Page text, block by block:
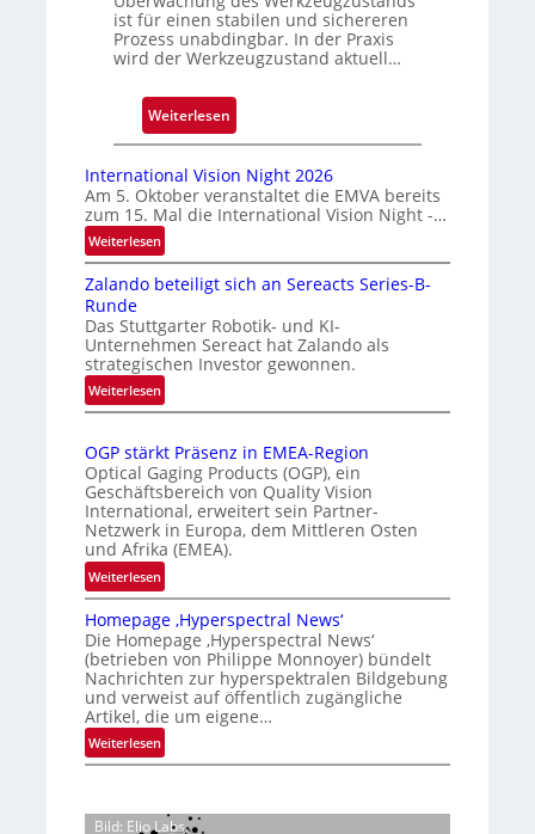
D
r
u
k
m
r
k
n
e
r
k
e
n
n
g
ist für einen stabilen und sichereren
Prozess unabdingbar. In der Praxis
wird der Werkzeugzustand aktuell…
Weiterlesen:
A
t
o
a
t
s
i
r
e
K
o
n
o
l
l
e
International Vision Night 2026
Am 5. Oktober veranstaltet die EMVA bereits
zum 15. Mal die International Vision Night -…
Weiterlesen:
I
n
e
r
n
a
o
n
a
l
V
i
s
i
o
n
N
i
g
h
0
Zalando beteiligt sich an Sereacts Series-B-
Runde
Das Stuttgarter Robotik- und KI-
Unternehmen Sereact hat Zalando als
strategischen Investor gewonnen.
Weiterlesen:
Z
l
a
n
d
o
b
e
t
e
i
l
i
g
t
c
OGP stärkt Präsenz in EMEA-Region
Optical Gaging Products (OGP), ein
Geschäftsbereich von Quality Vision
International, erweitert sein Partner-
Netzwerk in Europa, dem Mittleren Osten
und Afrika (EMEA).
Weiterlesen:
O
G
P
s
t
ä
r
k
r
Homepage ‚Hyperspectral News‘
Die Homepage ‚Hyperspectral News‘
(betrieben von Philippe Monnoyer) bündelt
Nachrichten zur hyperspektralen Bildgebung
und verweist auf öffentlich zugängliche
Artikel, die um eigene…
Weiterlesen:
H
m
Bild: Elio Labs.